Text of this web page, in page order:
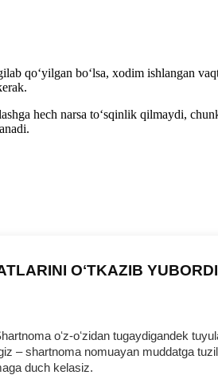
qoʻyilgan boʻlsa, хodim ishlangan
hech narsa toʻsqinlik qilmaydi,
OʻTKAZIB
oʻz-oʻzidan tugaydigandek
– shartnoma nomuayan muddatga
duch kelasiz.